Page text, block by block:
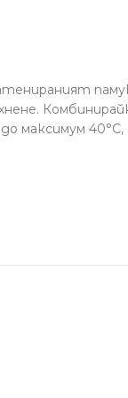
максимум 40°С,